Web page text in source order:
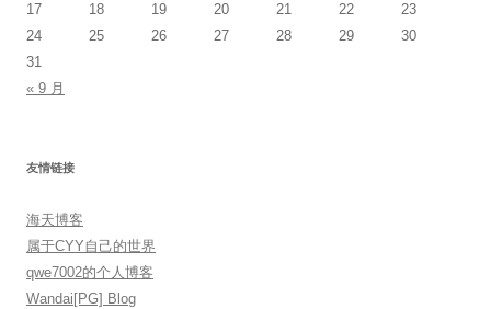
17
18 19 20 21 22
23
24
25 26 27 28 29
30
31
« 9 月
友情链接
海天博客
属于CYY自己的世界
qwe7002的个人博客
Wandai[PG] Blog